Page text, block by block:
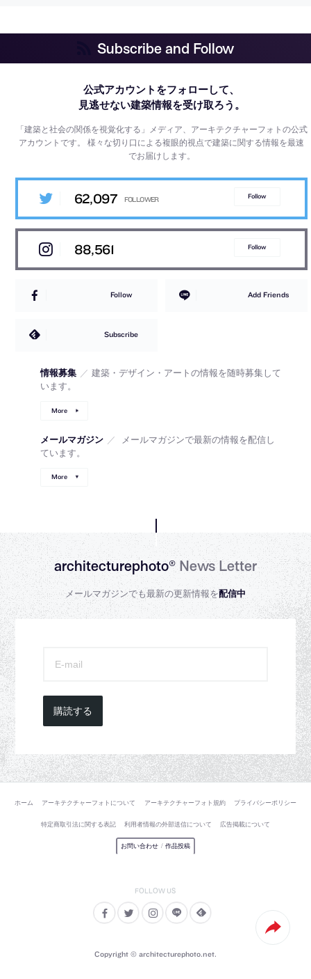
Subscribe and Follow
公式アカウントをフォローして、
見逃せない建築情報を受け取ろう。
「建築と社会の関係を視覚化する」メディア、アーキテクチャーフォトの公式
アカウントです。様々な切り口による複眼的視点で建築に関する情報を最速
でお届けします。
62,097 Follow
88,561 Follow
Follow Add Friends
Subscribe
情報募集 ／ 建築・デザイン・アートの情報を随時募集して
います。
More
メールマガジン ／
メールマガジンで最新の情報を配信し
ています。
More
architecturephoto®News Letter
メールマガジンでも最新の更新情報を配信中
購読する
ホーム アーキテクチャーフォトについて アーキテクチャーフォト規約 プライバシーポリシー
特定商取引法に関する表記 利用者情報の外部送信について 広告掲載について
お問い合わせ / 作品投稿
Copyright © architecturephoto.net.